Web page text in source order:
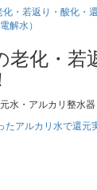
老化・若
水・アルカリ整水
たアルカリ水で還元